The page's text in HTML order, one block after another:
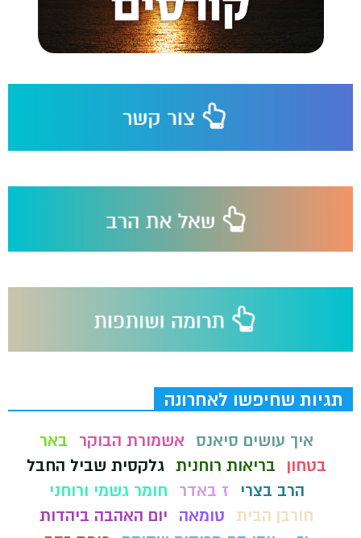
תגיות שחיפשו לאחרונה
איך עושים סיאנס אשמורת הבוקר
באר
בטחון
בריאות רוחנית גלקסית שביל החבל
הרב בצרי
ז באדר
חומר גשמי ורוחני
חורבן הבית טומאה
יום האהבה ביהדות